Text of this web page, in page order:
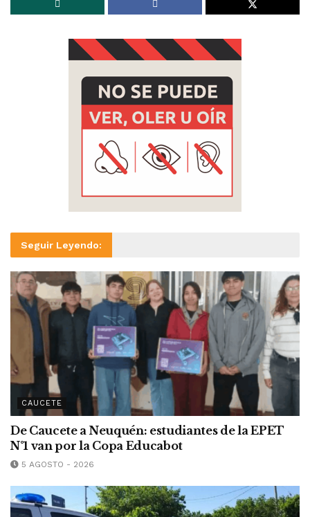
Seguir Leyendo:
CAUCETE
De Caucete a Neuquén: estudiantes de la EPET
N°1 van por la Copa Educabot
5 AGOSTO - 2026